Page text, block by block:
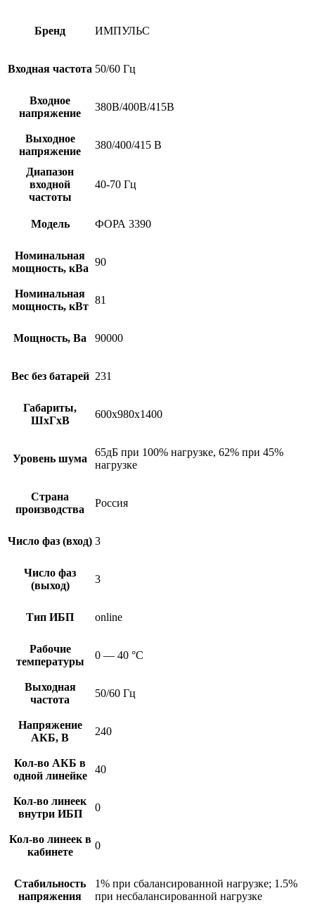
Бренд ИМПУЛЬС
Входная частота 50/60 Гц
Входное
напряжение
380В/400В/415В
Выходное
напряжение
380/400/415 В
Диапазон
входной
частоты
40-70 Гц
Модель ФОРА 3390
Номинальная
мощность, кВа
90
Номинальная
мощность, кВт
81
Мощность, Ва 90000
Вес без батарей 231
Габариты,
ШхГхВ
600х980х1400
Уровень шума
65дБ при 100% нагрузке, 62% при 45%
нагрузке
Страна
производства
Россия
Число фаз (вход) 3
Число фаз
(выход)
3
Тип ИБП online
Рабочие
температуры
0 — 40 °С
Выходная
частота
50/60 Гц
Напряжение
АКБ, В
240
Кол-во АКБ в
одной линейке
40
Кол-во линеек
внутри ИБП
0
Кол-во линеек в
кабинете
0
Стабильность
напряжения
1% при сбалансированной нагрузке; 1.5%
при несбалансированной нагрузке